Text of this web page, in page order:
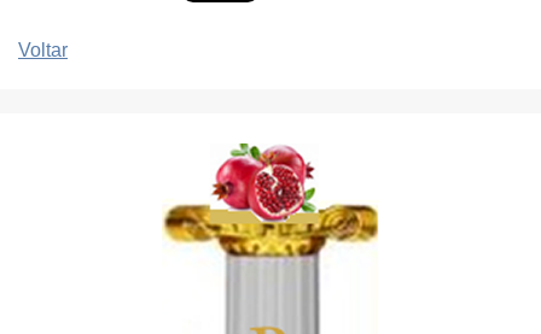
Voltar